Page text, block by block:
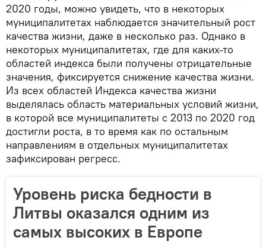
2020 годы, можно увидеть, что в некоторых
муниципалитетах наблюдается значительный рост
качества жизни, даже в несколько раз. Однако в
некоторых муниципалитетах, где для каких-то
областей индекса были получены отрицательные
значения, фиксируется снижение качества жизни.
Из всех областей Индекса качества жизни
выделялась область материальных условий жизни,
в которой все муниципалитеты с 2013 по 2020 год
достигли роста, в то время как по остальным
направлениям в отдельных муниципалитетах
зафиксирован регресс.
Уровень риска бедности в
Литвы оказался одним из
самых высоких в Европе